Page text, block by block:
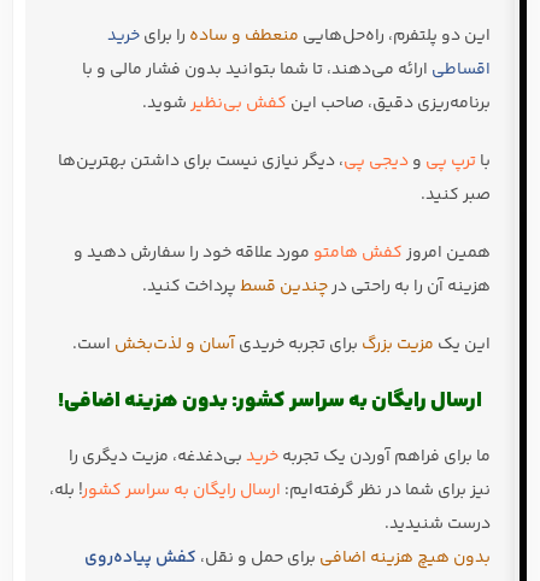
این دو پلتفرم، راه‌حل‌هایی منعطف و ساده را برایخرید
اقساطی ارائه می‌دهند، تا شما بتوانید بدون فشار مالی و با
برنامه‌ریزی دقیق، صاحب این کفش بی‌نظیرشوید.
باترپ پی ودیجی پی، دیگر نیازی نیست برای داشتن بهترین‌ها
صبر کنید.
همین امروزکفش هامتو مورد علاقه خود را سفارش دهید و
هزینه آن را به راحتی درچندین قسطپرداخت کنید.
این یک مزیت بزرگ برای تجربه خریدیآسان و لذت‌بخش است.
ارسال رایگان به سراسر کشور: بدون هزینه اضافی!
ما برای فراهم آوردن یک تجربهخریدبی‌دغدغه، مزیت دیگری را
نیز برای شما در نظر گرفته‌ایم: ارسال رایگان به سراسر کشور! بله،
درست شنیدید.
بدون هیچ هزینه اضافی برای حمل و نقل، کفش پیاده‌روی